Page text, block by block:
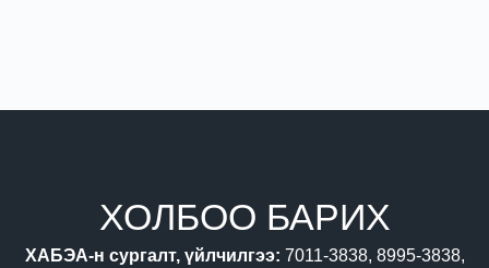
ХОЛБОО БАРИХ
ХАБЭА-н сургалт, үйлчилгээ: 7011-3838, 8995-3838,